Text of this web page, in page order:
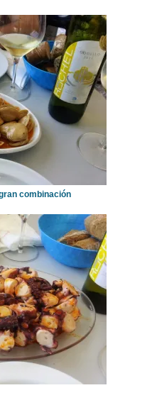
combinación